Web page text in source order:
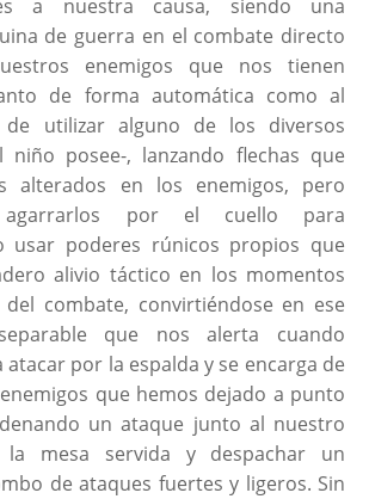
a nuestra causa, siendo una
de guerra en el combate directo
enemigos que nos tienen
de forma automática como al
utilizar alguno de los diversos
niño posee-, lanzando flechas que
alterados en los enemigos, pero
por el cuello para
usar poderes rúnicos propios que
alivio táctico en los momentos
combate, convirtiéndose en ese
que nos alerta cuando
atacar por la espalda y se encarga de
que hemos dejado a punto
un ataque junto al nuestro
la mesa servida y despachar un
de ataques fuertes y ligeros. Sin